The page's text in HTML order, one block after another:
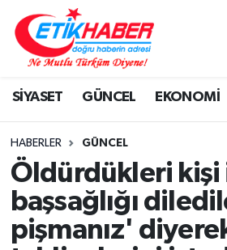
SİYASET GÜNCEL EKONOMİ
HABERLER GÜNCEL
Öldürdükleri kişi
başsağlığı
pişmanız'
BİLİM-TEKNOLOJİ
DIŞ POLİTİKA
DÜNYA
EĞİTİM GENÇLİK
EKONOMİ
Nöbetçi Eczaneler
Hava Durumu
İstanbul Namaz Vakitleri
Trafik Durumu
Süper Lig Puan Durumu ve